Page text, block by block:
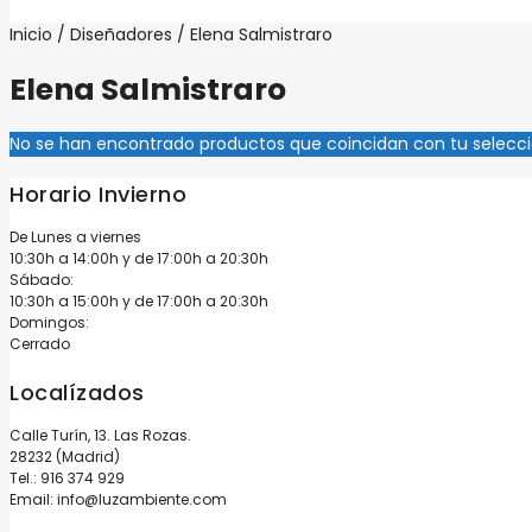
Inicio / Diseñadores / Elena Salmistraro
Elena Salmistraro
No se han encontrado productos que coincidan con tu
Horario Invierno
De Lunes a viernes
10:30h a 14:00h y de 17:00h a 20:30h
Sábado:
10:30h a 15:00h y de 17:00h a 20:30h
Domingos:
Cerrado
Localízados
Calle Turín, 13. Las Rozas.
28232 (Madrid)
Tel.: 916 374 929
Email: info@luzambiente.com